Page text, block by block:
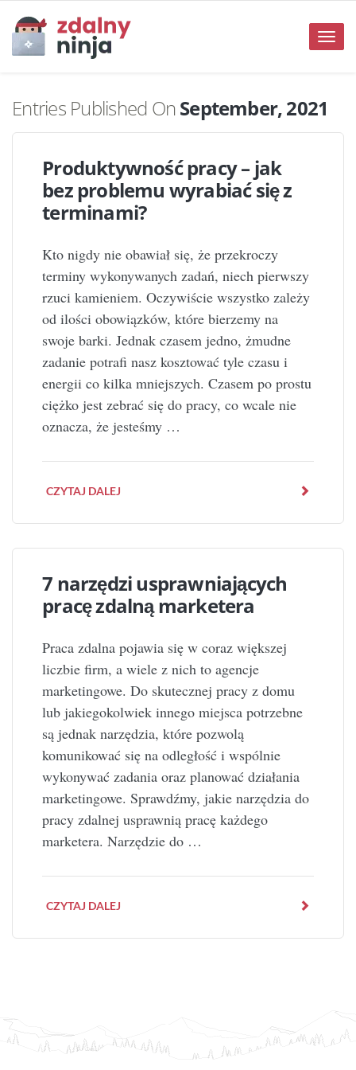
Toggle
Entries Published OnSeptember, 2021
Produktywność pracy – jak
bez problemu wyrabiać się z
terminami?
Kto nigdy nie obawiał się, że przekroczy
terminy wykonywanych zadań, niech pierwszy
rzuci kamieniem. Oczywiście wszystko zależy
od ilości obowiązków, które bierzemy na
swoje barki. Jednak czasem jedno, żmudne
zadanie potrafi nasz kosztować tyle czasu i
energii co kilka mniejszych. Czasem po prostu
ciężko jest zebrać się do pracy, co wcale nie
oznacza, że jesteśmy …
CZYTAJ DALEJ
7 narzędzi usprawniających
pracę zdalną marketera
Praca zdalna pojawia się w coraz większej
liczbie firm, a wiele z nich to agencje
marketingowe. Do skutecznej pracy z domu
lub jakiegokolwiek innego miejsca potrzebne
są jednak narzędzia, które pozwolą
komunikować się na odległość i wspólnie
wykonywać zadania oraz planować działania
marketingowe. Sprawdźmy, jakie narzędzia do
pracy zdalnej usprawnią pracę każdego
marketera. Narzędzie do …
CZYTAJ DALEJ